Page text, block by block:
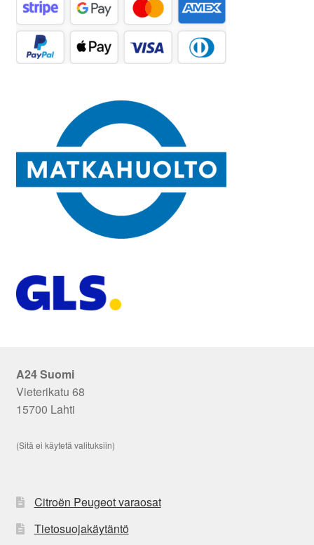
A24 Suomi
Vieterikatu 68
15700 Lahti
(Sitä ei käytetä valituksiin)
Citroën Peugeot varaosat
Tietosuojakäytäntö